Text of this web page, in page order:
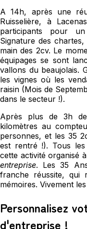
A 14h, après une
Ruisselière, à
participants pour
Signature des
main des 2cv. Le
équipages se sont
vallons du beaujolais.
les vignes où les
raisin (Mois de
dans le secteur !).
Après plus de 3h
kilomètres au
personnes, et les 35
est rentré !). Tous
cette activité organisé à
entreprise. Les 35
franche réussite, qui
mémoires. Vivement
Personnalisez
d'entreprise !